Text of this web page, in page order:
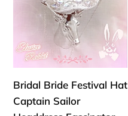
Sailor
Headdress
Fascinator
Races
Engagement
Steampunk
Bridal Bride Festival Hat
Captain Sailor